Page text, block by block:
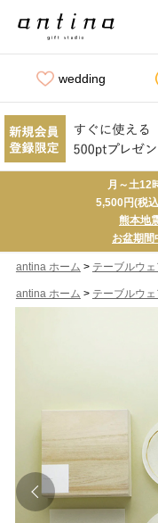
wedding
月～土12
5,500円(税
熊本地
お盆期
antina ホーム > テーブルウェ
antina ホーム > テーブルウェ